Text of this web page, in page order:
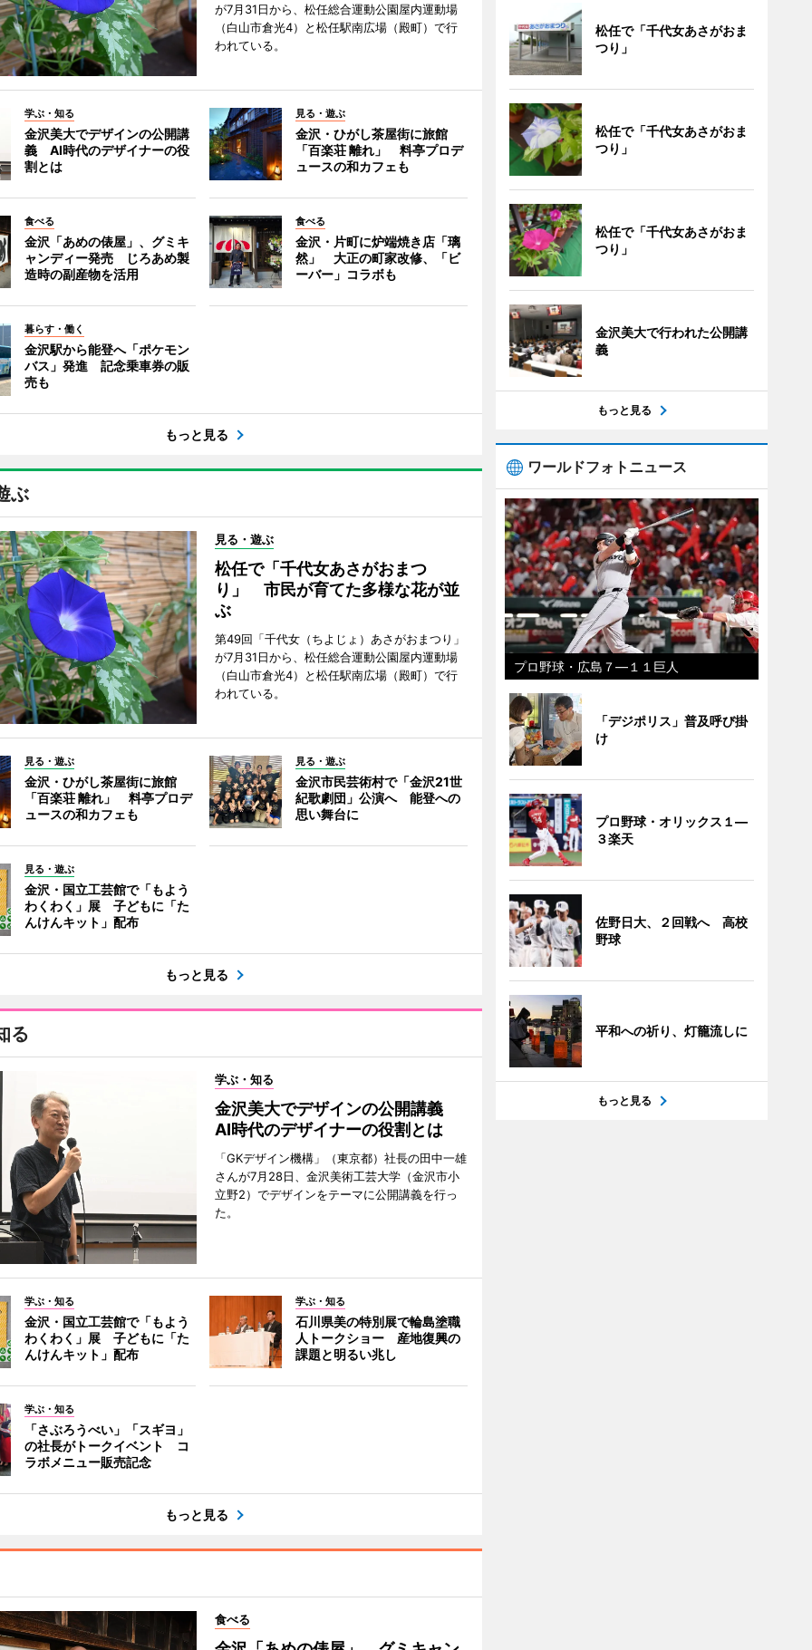
が7月31日から、松任総合運動公園屋内運動場
（白山市倉光4）と松任駅南広場（殿町）で行
われている。
学ぶ・知る
金沢美大でデザインの公開講
義 AI時代のデザイナーの役
割とは
見る・遊ぶ
金沢・ひがし茶屋街に旅館
「百楽荘 離れ」 料亭プロデ
ュースの和カフェも
食べる
金沢「あめの俵屋」、グミキ
ャンディー発売 じろあめ製
造時の副産物を活用
食べる
金沢・片町に炉端焼き店「璃
然」 大正の町家改修、「ビ
ーバー」コラボも
暮らす・働く
金沢駅から能登へ「ポケモン
バス」発進 記念乗車券の販
売も
もっと見る
ぶ
見る・遊ぶ
松任で「千代女あさがおまつ
り」 市民が育てた多様な花が並
ぶ
第49回「千代女（ちよじょ）あさがおまつり」
が7月31日から、松任総合運動公園屋内運動場
（白山市倉光4）と松任駅南広場（殿町）で行
われている。
見る・遊ぶ
金沢・ひがし茶屋街に旅館
「百楽荘 離れ」 料亭プロデ
ュースの和カフェも
見る・遊ぶ
金沢市民芸術村で「金沢21世
紀歌劇団」公演へ 能登への
思い舞台に
見る・遊ぶ
金沢・国立工芸館で「もよう
わくわく」展 子どもに「た
んけんキット」配布
もっと見る
る
学ぶ・知る
金沢美大でデザインの公開講義
AI時代のデザイナーの役割とは
「GKデザイン機構」（東京都）社長の田中一雄
さんが7月28日、金沢美術工芸大学（金沢市小
立野2）でデザインをテーマに公開講義を行っ
た。
学ぶ・知る
金沢・国立工芸館で「もよう
わくわく」展 子どもに「た
んけんキット」配布
学ぶ・知る
石川県美の特別展で輪島塗職
人トークショー 産地復興の
課題と明るい兆し
学ぶ・知る
「さぶろうべい」「スギヨ」
の社長がトークイベント コ
ラボメニュー販売記念
もっと見る
食べる
松任で「千代女あさがおま
つり」
松任で「千代女あさがおま
つり」
松任で「千代女あさがおま
つり」
金沢美大で行われた公開講
義
もっと見る
ワールドフォトニュース
プロ野球・広島７―１１巨人
「デジポリス」普及呼び掛
け
プロ野球・オリックス１―
３楽天
佐野日大、２回戦へ 高校
野球
平和への祈り、灯籠流しに
もっと見る